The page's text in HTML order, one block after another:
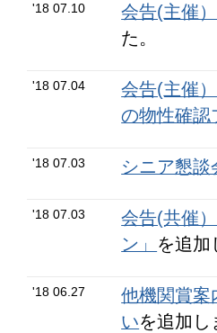
'18 07.10
会告(主催）
た。
'18 07.04
会告(主催）
の物性確認
'18 07.03 シニア懇談
'18 07.03
会告(共催）
ン」 を追加
'18 06.27
他機関賞案
いを追加し